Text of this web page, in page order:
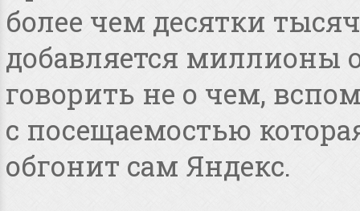
более чем десятки
добавляется миллионы
говорить не о чем,
с посещаемостью
обгонит сам Яндекс.